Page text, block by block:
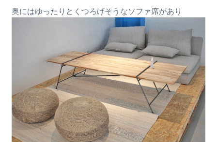
奥にはゆったりとくつろげそうなソファ席があり